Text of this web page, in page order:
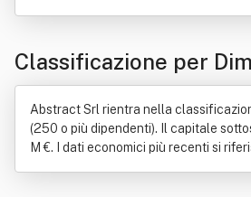
Classificazione per
Abstract Srl rientra nella
(250 o più dipendenti). Il capitale
M €. I dati economici più recenti si